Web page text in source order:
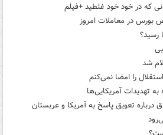
که در خود خود غلطید +فیلم
رسید؟
را امضا نمی‌کنم
تهدیدات آمریکایی‌ها
تعویق پاسخ به آمریکا و عربستان